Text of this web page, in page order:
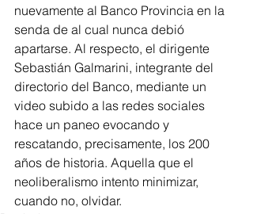
nuevamente al Banco Provincia en la
senda de al cual nunca debió
apartarse. Al respecto, el dirigente
Sebastián Galmarini, integrante del
directorio del Banco, mediante un
video subido a las redes sociales
hace un paneo evocando y
rescatando, precisamente, los 200
años de historia. Aquella que el
neoliberalismo intento minimizar,
cuando no, olvidar.